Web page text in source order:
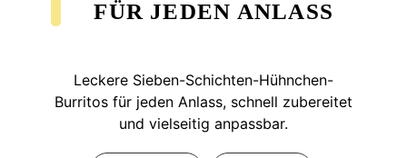
FÜR JEDEN ANLASS
Leckere Sieben-Schichten-Hühnchen-
Burritos für jeden Anlass, schnell zubereitet
und vielseitig anpassbar.